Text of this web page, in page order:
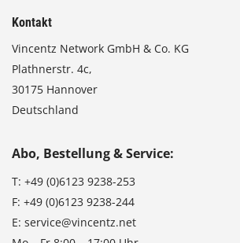
Kontakt
Vincentz Network GmbH & Co. KG
Plathnerstr. 4c,
30175 Hannover
Deutschland
Abo, Bestellung & Service:
T: +49 (0)6123 9238-253
F: +49 (0)6123 9238-244
E: service@vincentz.net